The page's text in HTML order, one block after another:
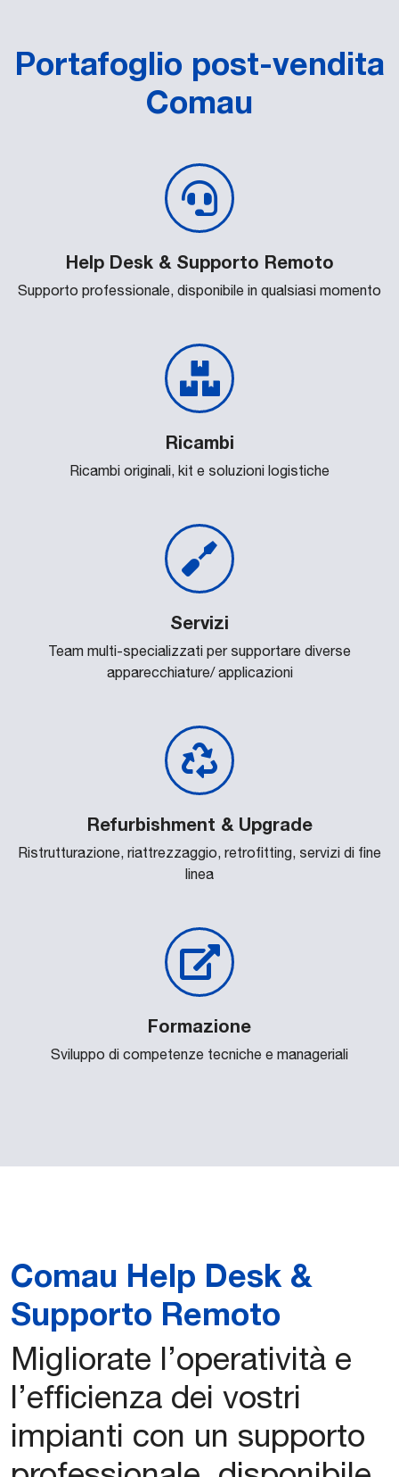
Portafoglio post-vendita
Comau
Help Desk & Supporto Remoto
Supporto professionale, disponibile in qualsiasi momento
Ricambi
Ricambi originali, kit e soluzioni logistiche
Servizi
Team multi-specializzati per supportare diverse
apparecchiature/ applicazioni
Refurbishment & Upgrade
Ristrutturazione, riattrezzaggio, retrofitting, servizi di fine
linea
Formazione
Sviluppo di competenze tecniche e manageriali
Comau Help Desk &
Supporto Remoto
Migliorate l’operatività e
l’efficienza dei vostri
impianti con un supporto